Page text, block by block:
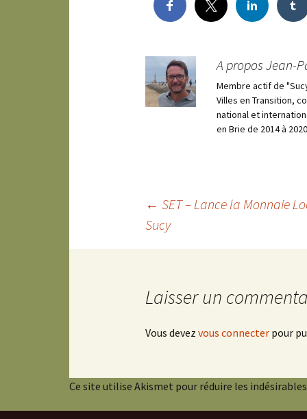
A propos Jean-
Membre actif de
Villes en Transition,
national et
en Brie de 2014 à
Navigation
des
articles
← SET – Lance la Monnaie
Sucy
Laisser un
Vous devez vous connecterpour
Ce site utilise Akismet pour réduire les